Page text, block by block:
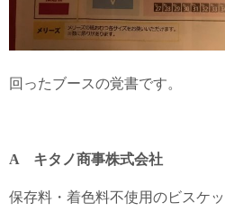
回ったブースの覚書です。
A キタノ商事株式会社
保存料・着色料不使用のビスケ